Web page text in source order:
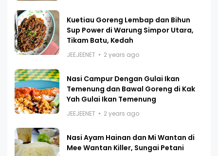
Kuetiau Goreng Lembap dan Bihun
Sup Power di Warung Simpor Utara,
Tikam Batu, Kedah
JEEJEENET 2 years ago
Nasi Campur Dengan Gulai Ikan
Temenung dan Bawal Goreng di Kak
Yah Gulai Ikan Temenung
JEEJEENET 2 years ago
Nasi Ayam Hainan dan Mi Wantan di
Mee Wantan Killer, Sungai Petani